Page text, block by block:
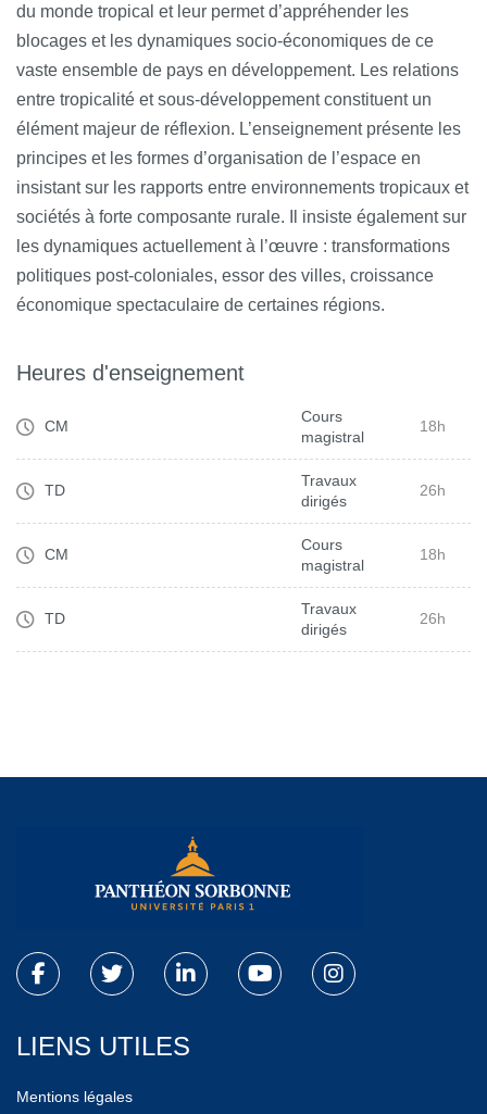
du monde tropical et leur permet d’appréhender les
blocages et les dynamiques socio-économiques de ce
vaste ensemble de pays en développement. Les relations
entre tropicalité et sous-développement constituent un
élément majeur de réflexion. L’enseignement présente les
principes et les formes d’organisation de l’espace en
insistant sur les rapports entre environnements tropicaux et
sociétés à forte composante rurale. Il insiste également sur
les dynamiques actuellement à l’œuvre : transformations
politiques post-coloniales, essor des villes, croissance
économique spectaculaire de certaines régions.
Heures d'enseignement
CM
Cours
magistral
18h
TD
Travaux
dirigés
26h
CM
Cours
magistral
18h
TD
Travaux
dirigés
26h
LIENS UTILES
Mentions légales